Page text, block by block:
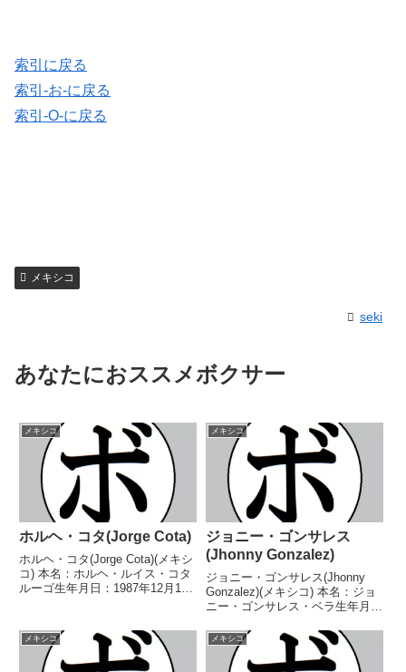
索引に戻る
索引-お-に戻る
索引-O-に戻る
メキシコ
seki
あなたにおススメボクサー
メキシコ
ホルヘ・コタ(Jorge Cota)
ホルヘ・コタ(Jorge Cota)(メキシ
コ) 本名：ホルヘ・ルイス・コタ
ルーゴ生年月日：1987年12月11
し 【戦歴】2009/06/27
○2RKO セルヒオ・メ...
メキシコ
ジョニー・ゴンサレス
(Jhonny Gonzalez)
ジョニー・ゴンサレス(Jhonny
Gonzalez)(メキシコ) 本名：ジョ
ニー・ゴンサレス・ベラ生年月
コ戦績：82戦69勝(56KO)12敗1
分 【獲得タイトル】メキシコバ
ンタム級王座WBCインターナ...
メキシコ メキシコ